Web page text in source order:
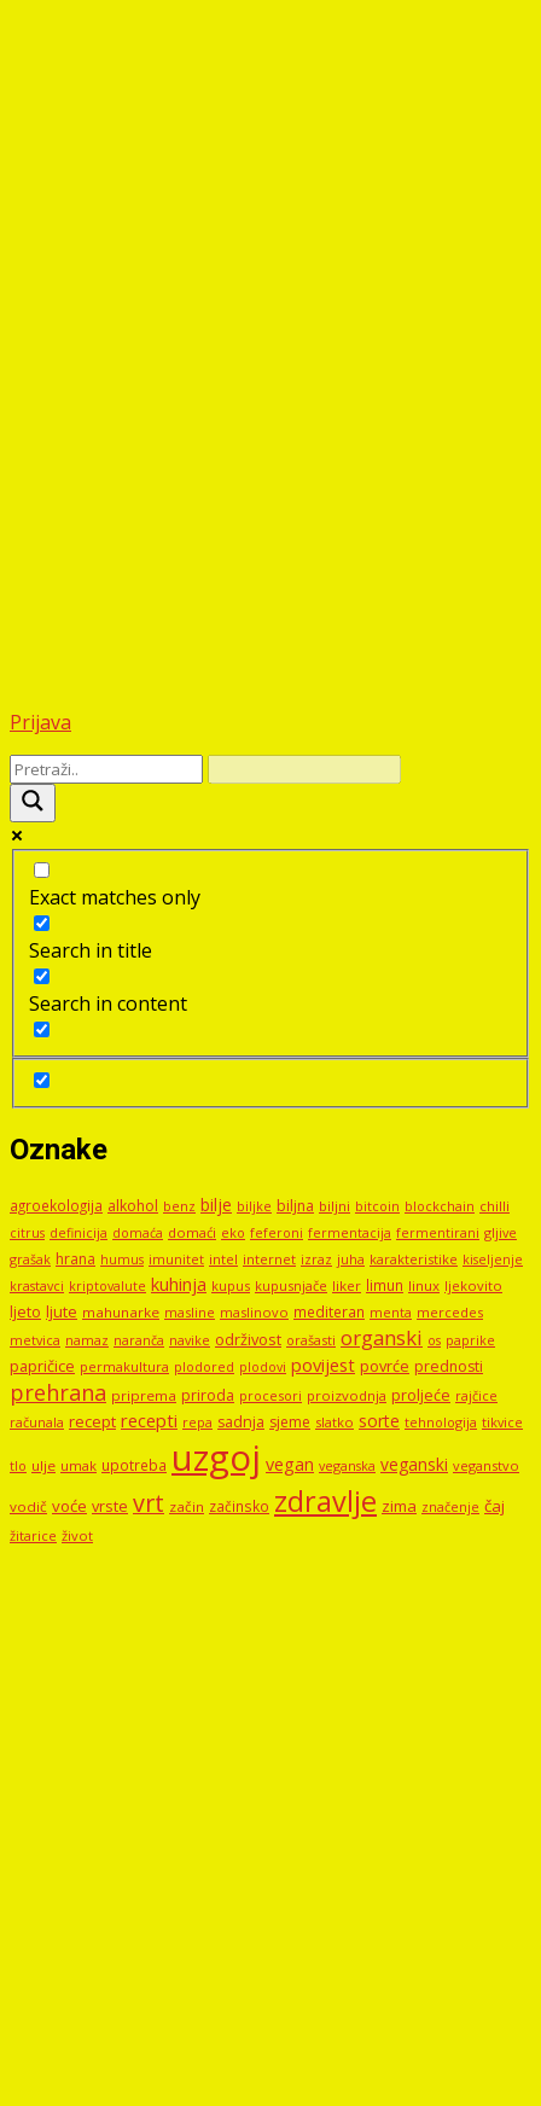
Prijava
Exact matches only
Search in title
Search in content
Oznake
agroekologija alkohol benz bilje biljke biljna biljni bitcoin blockchain chilli
citrus definicija domaća domaći eko feferoni fermentacija fermentirani gljive
grašak hrana humus imunitet intel internet izraz juha karakteristike kiseljenje
krastavci kriptovalute kuhinja kupus kupusnjače liker limun linux ljekovito
ljeto ljute mahunarke masline maslinovo mediteran menta mercedes
metvica namaz naranča navike održivost orašasti organski os paprike
papričice permakultura plodored plodovi povijest povrće prednosti
prehrana priprema priroda procesori proizvodnja proljeće rajčice
računala recept recepti repa sadnja sjeme slatko sorte tehnologija tikvice
tlo ulje umak upotreba uzgoj vegan veganska veganski veganstvo
vodič voće vrste vrt začin začinsko zdravlje zima značenje čaj
žitarice život